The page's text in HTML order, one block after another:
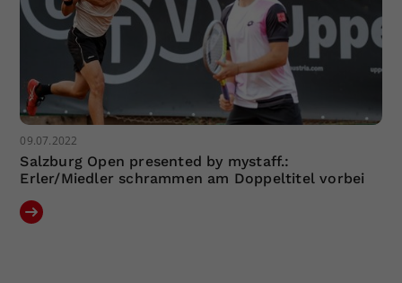
09.07.2022
Salzburg Open presented by mystaff.:
Erler/Miedler schrammen am Doppeltitel vorbei